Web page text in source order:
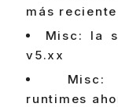
más reciente
Misc: la
v5.xx
Misc:
runtimes